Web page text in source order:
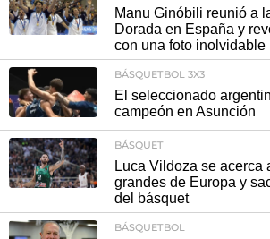
Manu Ginóbili reunió a
Dorada en España y
con una foto inolvidable
BÁSQUETBOL 3X3
El seleccionado
campeón en Asunción
BÁSQUET
Luca Vildoza se acerca
grandes de Europa y
del básquet
BÁSQUETBOL